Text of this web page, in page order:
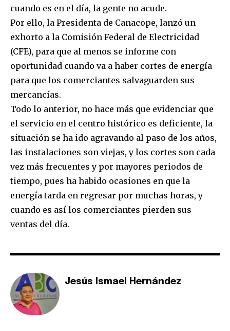
cuando es en el día, la gente no acude.
Por ello, la Presidenta de Canacope, lanzó un
exhorto a la Comisión Federal de Electricidad
(CFE), para que al menos se informe con
oportunidad cuando va a haber cortes de energía
para que los comerciantes salvaguarden sus
mercancías.
Todo lo anterior, no hace más que evidenciar que
el servicio en el centro histórico es deficiente, la
situación se ha ido agravando al paso de los años,
las instalaciones son viejas, y los cortes son cada
vez más frecuentes y por mayores periodos de
tiempo, pues ha habido ocasiones en que la
energía tarda en regresar por muchas horas, y
cuando es así los comerciantes pierden sus
ventas del día.
Jesús Ismael Hernández